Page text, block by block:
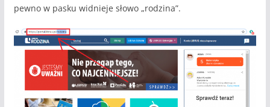
pewno w pasku widnieje słowo „rodzina”.